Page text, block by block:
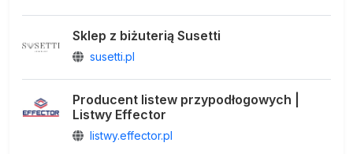
Sklep z biżuterią Susetti
susetti.pl
Producent listew przypodłogowych |
Listwy Effector
listwy.effector.pl